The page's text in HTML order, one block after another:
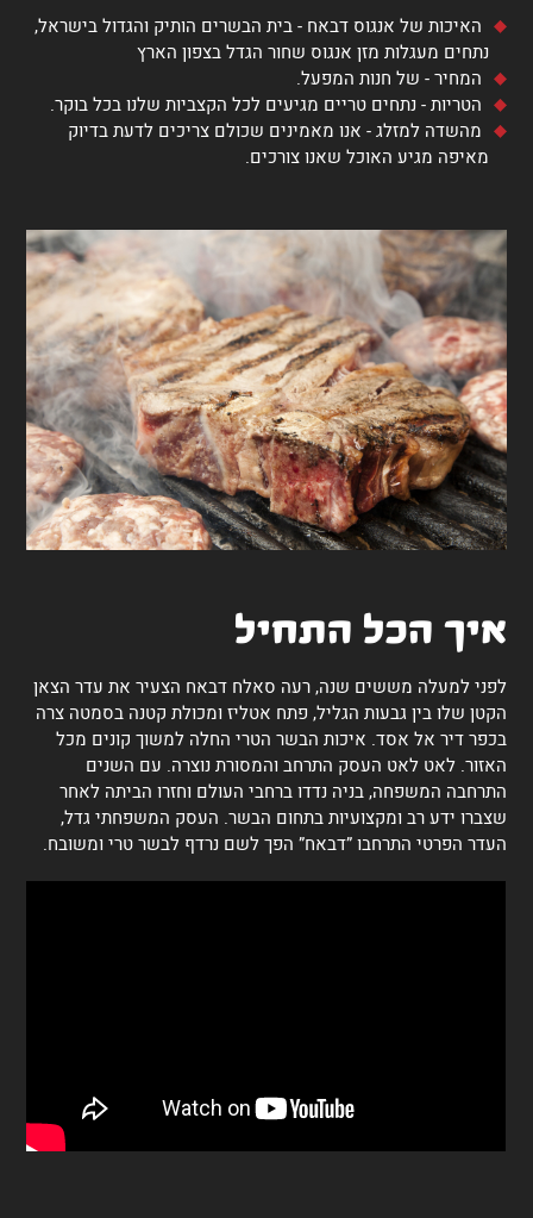
האיכות של אנגוס דבאח - בית הבשרים הותיק והגדול בישראל,
נתחים מעגלות מזן אנגוס שחור הגדל בצפון הארץ
המחיר - של חנות המפעל.
הטריות - נתחים טריים מגיעים לכל הקצביות שלנו בכל בוקר.
מהשדה למזלג - אנו מאמינים שכולם צריכים לדעת בדיוק
מאיפה מגיע האוכל שאנו צורכים.
איך הכל התחיל
לפני למעלה מששים שנה, רעה סאלח דבאח הצעיר את עדר הצאן
הקטן שלו בין גבעות הגליל, פתח אטליז ומכולת קטנה בסמטה צרה
בכפר דיר אל אסד. איכות הבשר הטרי החלה למשוך קונים מכל
האזור. לאט לאט העסק התרחב והמסורת נוצרה. עם השנים
התרחבה המשפחה, בניה נדדו ברחבי העולם וחזרו הביתה לאחר
שצברו ידע רב ומקצועיות בתחום הבשר. העסק המשפחתי גדל,
העדר הפרטי התרחבו ”דבאח” הפך לשם נרדף לבשר טרי ומשובח.